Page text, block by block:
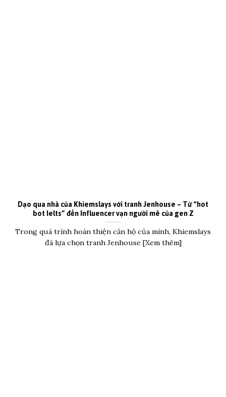
Dạo qua nhà của Khiemslays với tranh Jenhouse – Từ “hot
bot Ielts” đến Influencer vạn người mê của gen Z
Trong quá trình hoàn thiện căn hộ của mình, Khiemslays
đã lựa chọn tranh Jenhouse [Xem thêm]